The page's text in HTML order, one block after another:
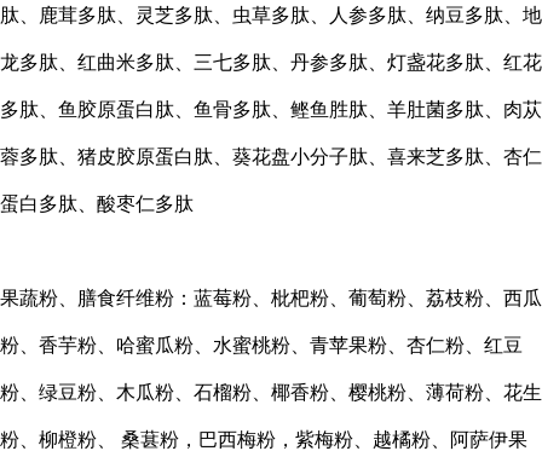
肽、鹿茸多肽、灵芝多肽、虫草多肽、人参多肽、纳豆多肽、地
龙多肽、红曲米多肽、三七多肽、丹参多肽、灯盏花多肽、红花
多肽、鱼胶原蛋白肽、鱼骨多肽、鲣鱼胜肽、羊肚菌多肽、肉苁
蓉多肽、猪皮胶原蛋白肽、葵花盘小分子肽、喜来芝多肽、杏仁
蛋白多肽、酸枣仁多肽
果蔬粉、膳食纤维粉：蓝莓粉、枇杷粉、葡萄粉、荔枝粉、西瓜
粉、香芋粉、哈蜜瓜粉、水蜜桃粉、青苹果粉、杏仁粉、红豆
粉、绿豆粉、木瓜粉、石榴粉、椰香粉、樱桃粉、薄荷粉、花生
粉、柳橙粉、 桑葚粉，巴西梅粉，紫梅粉、越橘粉、阿萨伊果